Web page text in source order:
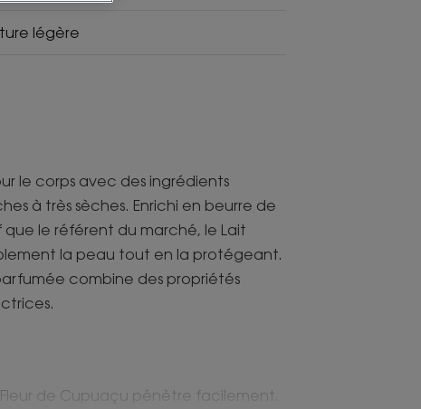
légère
le corps avec des ingrédients
à très sèches. Enrichi en beurre de
que le référent du marché, le Lait
la peau tout en la protégeant.
combine des propriétés
de Cupuaçu pénètre facilement.